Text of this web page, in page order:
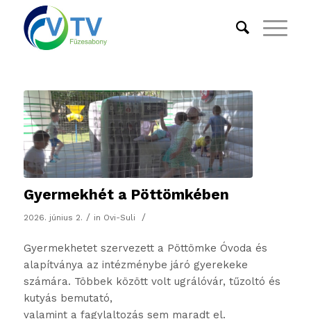
Gyermekhét a Pöttömkében
2026. június 2. / in Ovi-Suli /
Gyermekhetet szervezett a Pöttömke Óvoda és
alapítványa az intézménybe járó gyerekeke
számára. Többek között volt ugrálóvár, tűzoltó és
kutyás bemutató,
valamint a fagylaltozás sem maradt el.